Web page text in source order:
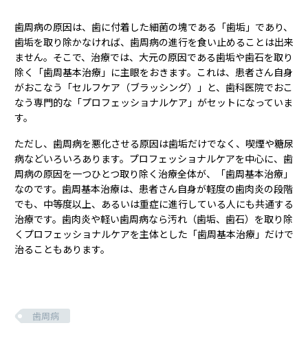
歯周病の原因は、歯に付着した細菌の塊である「歯垢」であり、
歯垢を取り除かなければ、歯周病の進行を食い止めることは出来
ません。そこで、治療では、大元の原因である歯垢や歯石を取り
除く「歯周基本治療」に主眼をおきます。これは、患者さん自身
がおこなう「セルフケア（ブラッシング）」と、歯科医院でおこ
なう専門的な「プロフェッショナルケア」がセットになっていま
す。
ただし、歯周病を悪化させる原因は歯垢だけでなく、喫煙や糖尿
病などいろいろあります。プロフェッショナルケアを中心に、歯
周病の原因を一つひとつ取り除く治療全体が、「歯周基本治療」
なのです。歯周基本治療は、患者さん自身が軽度の歯肉炎の段階
でも、中等度以上、あるいは重症に進行している人にも共通する
治療です。歯肉炎や軽い歯周病なら汚れ（歯垢、歯石）を取り除
くプロフェッショナルケアを主体とした「歯周基本治療」だけで
治ることもあります。
歯周病